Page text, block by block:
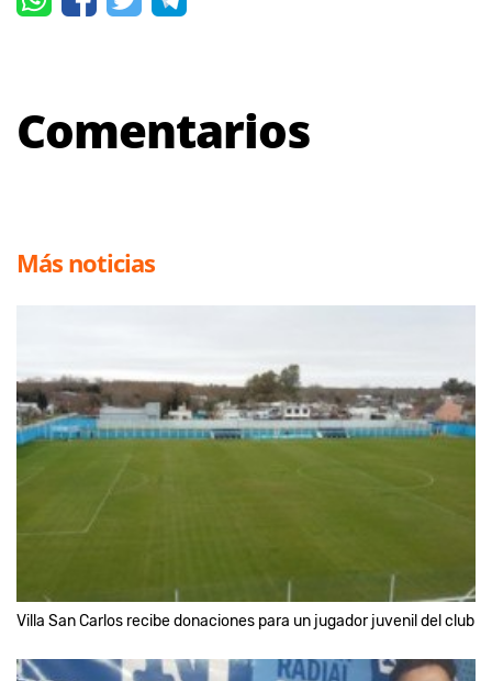
Comentarios
Más noticias
Villa San Carlos recibe donaciones para un jugador juvenil del club